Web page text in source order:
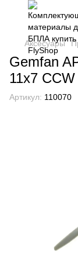
Аксесуары
Gemfan
11x7 CCW
Артикул: 110070